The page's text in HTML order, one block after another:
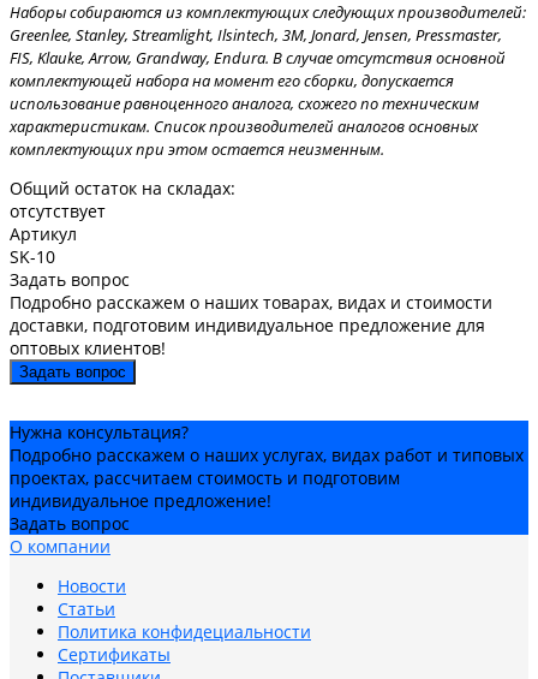
Наборы собираются из комплектующих следующих производителей:
Greenlee, Stanley, Streamlight, Ilsintech, 3М, Jonard, Jensen, Pressmaster,
FIS, Klauke, Arrow, Grandway, Endura. В случае отсутствия основной
комплектующей набора на момент его сборки, допускается
использование равноценного аналога, схожего по техническим
характеристикам. Список производителей аналогов основных
комплектующих при этом остается неизменным.
Общий остаток на складах:
отсутствует
Артикул
SK-10
Задать вопрос
Подробно расскажем о наших товарах, видах и стоимости
доставки, подготовим индивидуальное предложение для
оптовых клиентов!
Задать вопрос
Нужна консультация?
Подробно расскажем о наших услугах, видах работ и типовых
проектах, рассчитаем стоимость и подготовим
индивидуальное предложение!
Задать вопрос
О компании
Новости
Статьи
Политика конфидециальности
Сертификаты